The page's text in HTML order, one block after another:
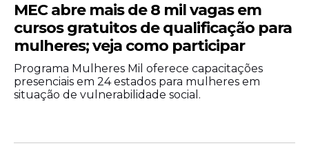
MEC abre mais de 8 mil vagas em
cursos gratuitos de qualificação para
mulheres; veja como participar
Programa Mulheres Mil oferece capacitações
presenciais em 24 estados para mulheres em
situação de vulnerabilidade social.